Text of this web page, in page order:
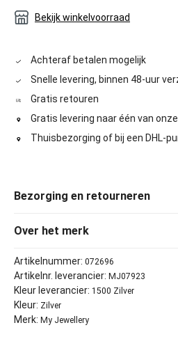
Bekijk winkelvoorraad
Achteraf betalen mogelijk
Snelle levering, binnen 48-uur
Gratis retouren
Gratis levering naar één van
Thuisbezorging of bij een DHL-
Bezorging en retourneren
Over het merk
Artikelnummer: 072696
Artikelnr. leverancier: MJ07923
Kleur leverancier: 1500 Zilver
Kleur: Zilver
Merk: My Jewellery